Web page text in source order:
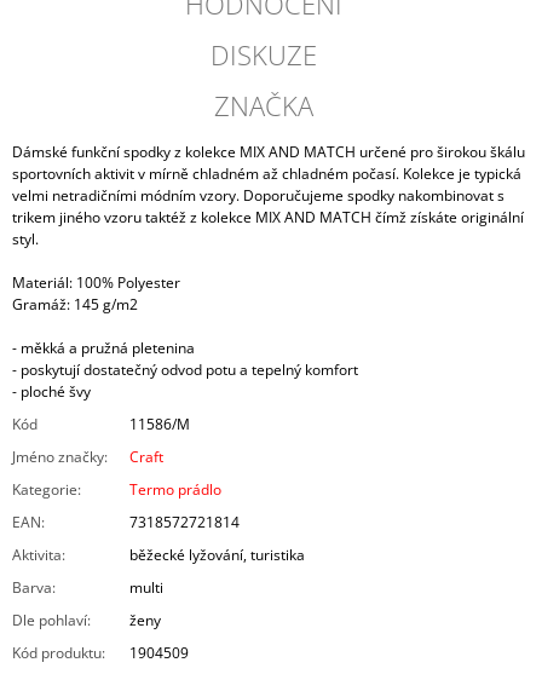
DISKUZE
ZNAČKA
Dámské funkční spodky z kolekce MIX AND MATCH určené pro širokou škálu
sportovních aktivit v mírně chladném až chladném počasí. Kolekce je typická
velmi netradičními módním vzory. Doporučujeme spodky nakombinovat s
trikem jiného vzoru taktéž z kolekce MIX AND MATCH čímž získáte originální
styl.
Materiál: 100% Polyester
Gramáž: 145 g/m2
- měkká a pružná pletenina
- poskytují dostatečný odvod potu a tepelný komfort
- ploché švy
Kód
11586/M
Jméno značky:
Craft
Kategorie:
Termo prádlo
EAN:
7318572721814
Aktivita:
běžecké lyžování, turistika
Barva:
multi
Dle pohlaví:
ženy
Kód produktu:
1904509